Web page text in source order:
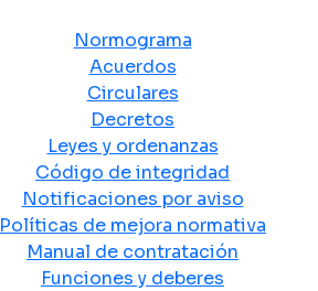
Normograma
Acuerdos
Circulares
Decretos
Leyes y ordenanzas
Código de integridad
Notificaciones por aviso
Políticas de mejora normativa
Manual de contratación
Funciones y deberes